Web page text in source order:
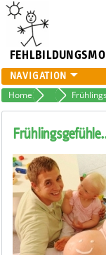
HÖRSCREENING
PROJEKTE
PUBLIKATIONEN
Home Projekte